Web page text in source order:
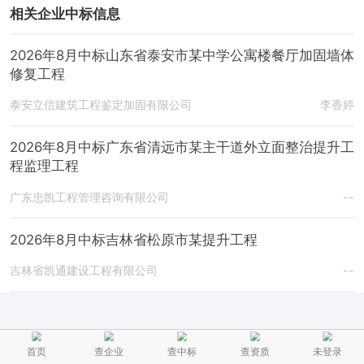
相关企业中标信息
2026年8月中标山东省泰安市某中学公寓楼餐厅加固墙体
修复工程
泰安立信建筑工程鉴定加固有限公司 李香婷
2026年8月中标广东省清远市某主干道外立面整治提升工
程监理工程
广东忠凯工程管理咨询有限公司 --
2026年8月中标吉林省松原市某提升工程
吉林省凯通建设工程有限公司 --
首页 查企业 查中标 查资质 未登录